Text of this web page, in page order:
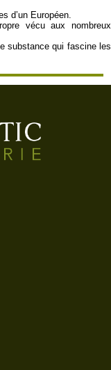
d’un Européen.
vécu aux nombreux
substance qui fascine les